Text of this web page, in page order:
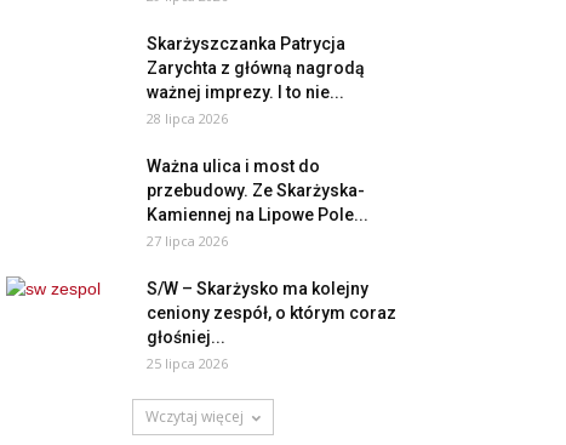
Skarżyszczanka Patrycja
Zarychta z główną nagrodą
ważnej imprezy. I to nie...
28 lipca 2026
Ważna ulica i most do
przebudowy. Ze Skarżyska-
Kamiennej na Lipowe Pole...
27 lipca 2026
S/W – Skarżysko ma kolejny
ceniony zespół, o którym coraz
głośniej...
25 lipca 2026
Wczytaj więcej